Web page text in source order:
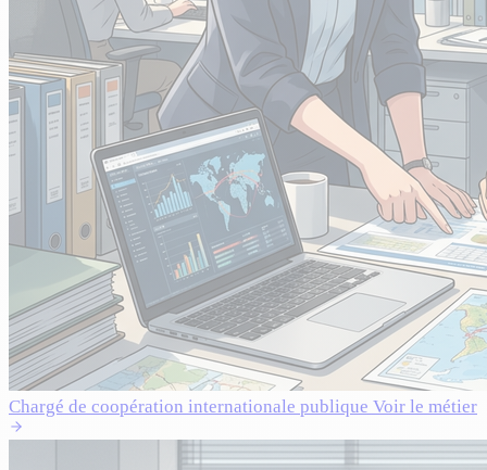
Chargé de coopération internationale publique Voir le métier